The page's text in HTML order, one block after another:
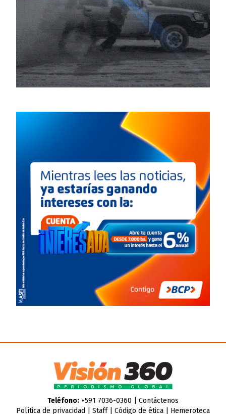
Teléfono:+591 7036-0360 | Contáctenos
Política de privacidad
Staff| Código de ética| Hemeroteca